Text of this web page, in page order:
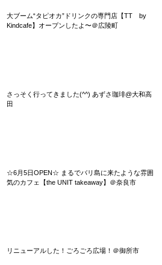
大ブーム“タピオカ”ドリンクの専門店【TT by
Kindcafe】オープンしたよ〜＠広陵町
さっそく行ってきました(^^) あずさ珈琲@大和高
田
☆6月5日OPEN☆ まるでバリ島に来たような雰囲
気のカフェ【the UNIT takeaway】＠奈良市
リニューアルした！ごろごろ広場！＠御所市